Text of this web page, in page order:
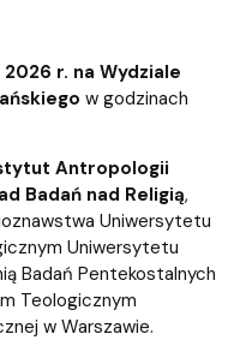
2026 r. na Wydziale
w godzinach
Antropologii
Badań nad Religią,
Uniwersytetu
Uniwersytetu
Badań Pentekostalnych
Teologicznym
w Warszawie.